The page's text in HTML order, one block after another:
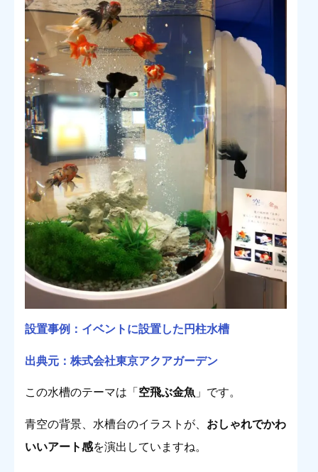
設置事例：イベントに設置した円柱水槽
出典元：株式会社東京アクアガーデン
この水槽のテーマは「 空飛ぶ金魚 」です。
青空の背景、水槽台のイラストが、 おしゃれでかわ
いいアート感を演出していますね。